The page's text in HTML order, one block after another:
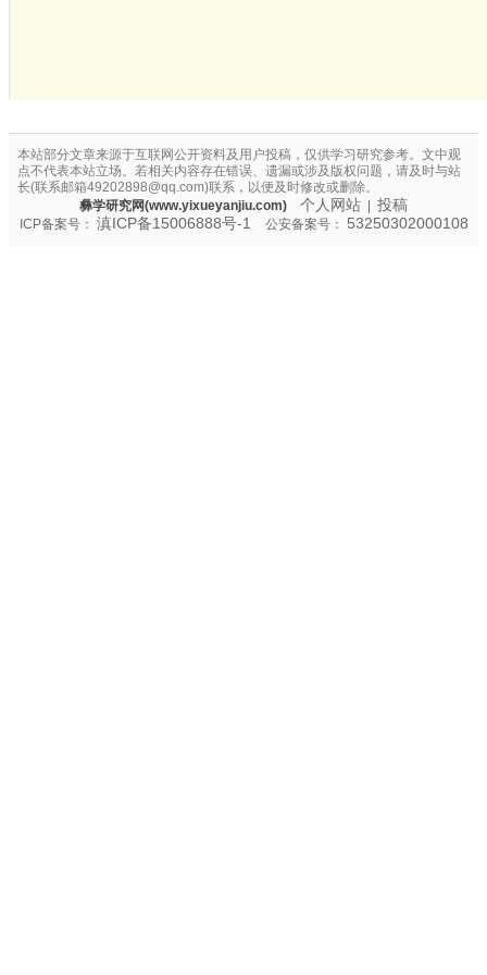
本站部分文章来源于互联网公开资料及用户投稿，仅供学习研究参考。文中观
点不代表本站立场。若相关内容存在错误、遗漏或涉及版权问题，请及时与站
长(联系邮箱49202898@qq.com)联系，以便及时修改或删除。
彝学研究网(www.yixueyanjiu.com)
个人网站 投稿
ICP备案号： 滇ICP备15006888号-1 公安备案号： 53250302000108